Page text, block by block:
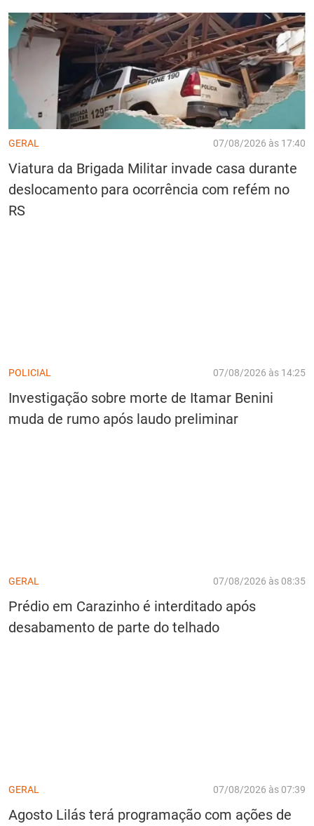
GERAL 07/08/2026 às 17:40
Viatura da Brigada Militar invade casa durante
deslocamento para ocorrência com refém no
RS
POLICIAL 07/08/2026 às 14:25
Investigação sobre morte de Itamar Benini
muda de rumo após laudo preliminar
GERAL 07/08/2026 às 08:35
Prédio em Carazinho é interditado após
desabamento de parte do telhado
GERAL 07/08/2026 às 07:39
Agosto Lilás terá programação com ações de